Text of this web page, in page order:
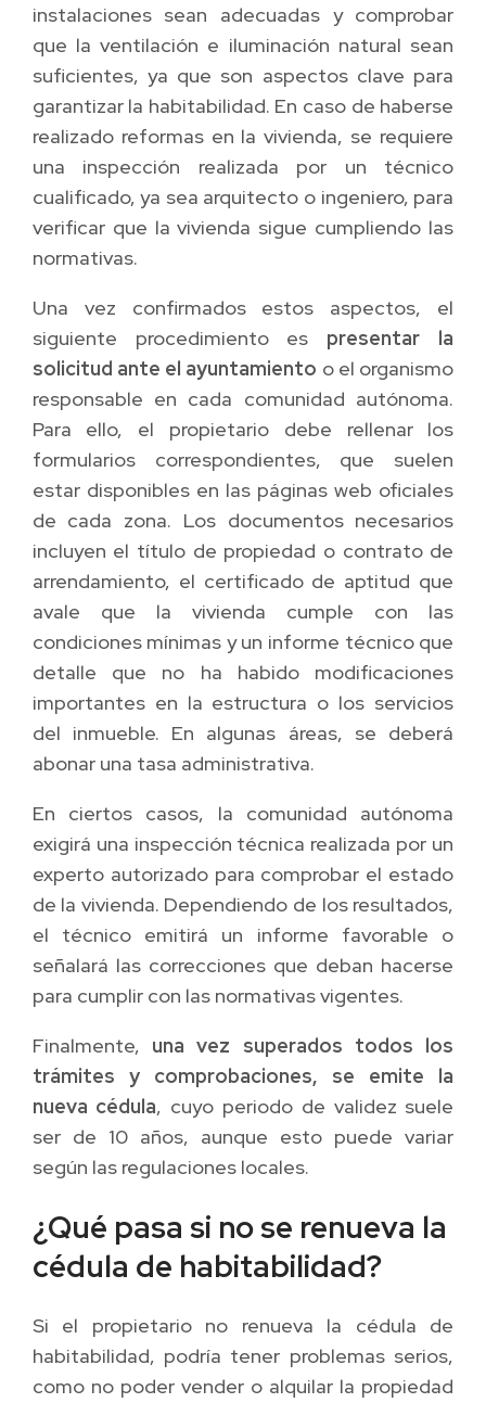
instalaciones sean adecuadas y comprobar
que la ventilación e iluminación natural sean
suficientes, ya que son aspectos clave para
garantizar la habitabilidad. En caso de haberse
realizado reformas en la vivienda, se requiere
una inspección realizada por un técnico
cualificado, ya sea arquitecto o ingeniero, para
verificar que la vivienda sigue cumpliendo las
normativas.
Una vez confirmados estos aspectos, el
siguiente procedimiento es presentar la
solicitud ante el ayuntamiento o el organismo
responsable en cada comunidad autónoma.
Para ello, el propietario debe rellenar los
formularios correspondientes, que suelen
estar disponibles en las páginas web oficiales
de cada zona. Los documentos necesarios
incluyen el título de propiedad o contrato de
arrendamiento, el certificado de aptitud que
avale que la vivienda cumple con las
condiciones mínimas y un informe técnico que
detalle que no ha habido modificaciones
importantes en la estructura o los servicios
del inmueble. En algunas áreas, se deberá
abonar una tasa administrativa.
En ciertos casos, la comunidad autónoma
exigirá una inspección técnica realizada por un
experto autorizado para comprobar el estado
de la vivienda. Dependiendo de los resultados,
el técnico emitirá un informe favorable o
señalará las correcciones que deban hacerse
para cumplir con las normativas vigentes.
Finalmente, una vez superados todos los
trámites y comprobaciones, se emite la
nueva cédula, cuyo periodo de validez suele
ser de 10 años, aunque esto puede variar
según las regulaciones locales.
¿Qué pasa si no se renueva la
cédula de habitabilidad?
Si el propietario no renueva la cédula de
habitabilidad, podría tener problemas serios,
como no poder vender o alquilar la propiedad